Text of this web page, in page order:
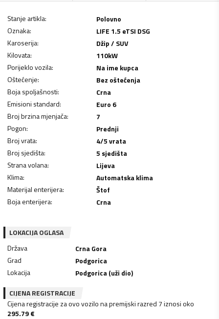
Stanje artikla:
Polovno
Oznaka:
LIFE 1.5 eTSI DSG
Karoserija:
Džip / SUV
Kilovata: 110kW
Porijeklo vozila:
Na ime kupca
Oštećenje:
Bez oštećenja
Boja spoljašnosti:
Crna
Emisioni standard:
Euro 6
Broj brzina mjenjača:
7
Pogon:
Prednji
Broj vrata:
4/5 vrata
Broj sjedišta:
5 sjedišta
Strana volana:
Lijeva
Klima:
Automatska klima
Materijal enterijera:
Štof
Boja enterijera: Crna
LOKACIJA OGLASA
Država
Crna Gora
Grad
Podgorica
Lokacija
Podgorica (uži dio)
CIJENA REGISTRACIJE
Cijena registracije za ovo vozilo na premijski razred 7 iznosi oko
295.79€